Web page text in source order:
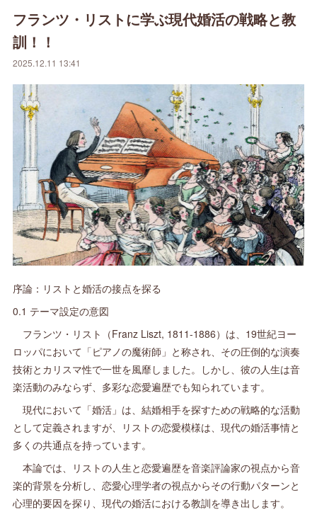
フランツ・リストに学ぶ現代婚活の戦略と教
訓！！
2025.12.11 13:41
序論：リストと婚活の接点を探る
0.1 テーマ設定の意図
フランツ・リスト（Franz Liszt, 1811-1886）は、19世紀ヨー
ロッパにおいて「ピアノの魔術師」と称され、その圧倒的な演奏
技術とカリスマ性で一世を風靡しました。しかし、彼の人生は音
楽活動のみならず、多彩な恋愛遍歴でも知られています。
現代において「婚活」は、結婚相手を探すための戦略的な活動
として定義されますが、リストの恋愛模様は、現代の婚活事情と
多くの共通点を持っています。
本論では、リストの人生と恋愛遍歴を音楽評論家の視点から音
楽的背景を分析し、恋愛心理学者の視点からその行動パターンと
心理的要因を探り、現代の婚活における教訓を導き出します。